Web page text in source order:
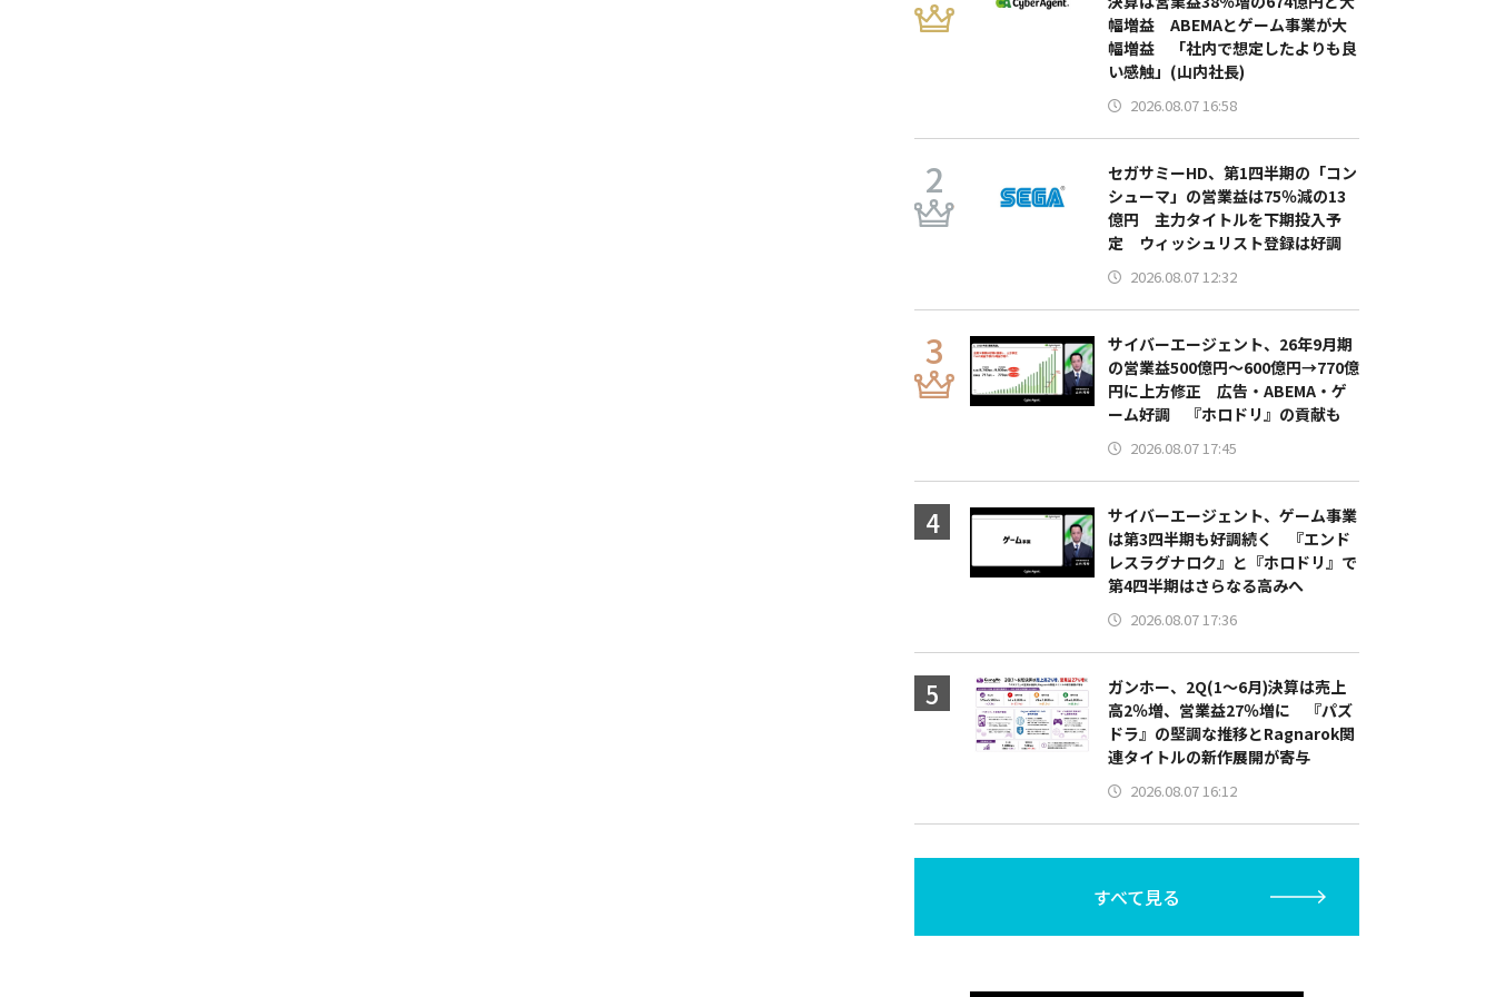
幅増益 ABEMAとゲーム事業が大
幅増益 「社内で想定したよりも良
い感触」(山内社長)
2026.08.07 16:58
セガサミーHD、第1四半期の「コン
シューマ」の営業益は75％減の13
億円 主力タイトルを下期投入予
定 ウィッシュリスト登録は好調
2026.08.07 12:32
サイバーエージェント、26年9月期
の営業益500億円～600億円→770億
円に上方修正 広告・ABEMA・ゲ
ーム好調 『ホロドリ』の貢献も
2026.08.07 17:45
サイバーエージェント、ゲーム事業
は第3四半期も好調続く 『エンド
レスラグナロク』と『ホロドリ』で
第4四半期はさらなる高みへ
2026.08.07 17:36
ガンホー、2Q(1～6月)決算は売上
高2％増、営業益27％増に 『パズ
ドラ』の堅調な推移とRagnarok関
連タイトルの新作展開が寄与
2026.08.07 16:12
すべて見る